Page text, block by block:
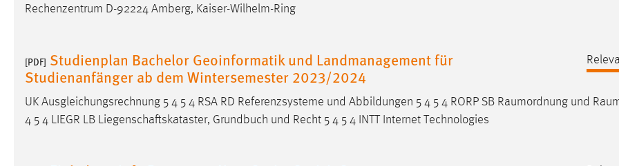
Rechenzentrum D-92224 Amberg, Kaiser-Wilhelm-Ring
[PDF] Studienplan Bachelor Geoinformatik und Landmanagement für
Studienanfänger ab dem Wintersemester 2023/2024
UK Ausgleichungsrechnung 5 4 5 4 RSA RD Referenzsysteme und Abbildungen 5 4 5 4 RORP SB Raumordnung und
4 5 4 LIEGR LB Liegenschaftskataster, Grundbuch und Recht 5 4 5 4 INTT Internet Technologies